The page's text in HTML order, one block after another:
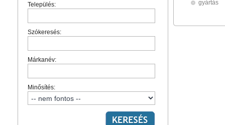
Település:
Szókeresés:
Márkanév:
Minősítés:
gyártás